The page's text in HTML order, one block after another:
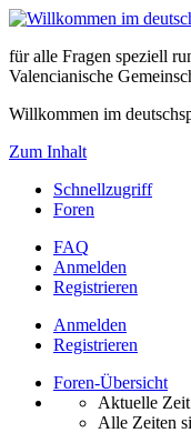
für alle Fragen speziell
Valencianische
Willkommen im
Zum Inhalt
Schnellzugriff
Foren
FAQ
Anmelden
Registrieren
Anmelden
Registrieren
Foren-Übersicht
Aktuelle
Alle Zeiten